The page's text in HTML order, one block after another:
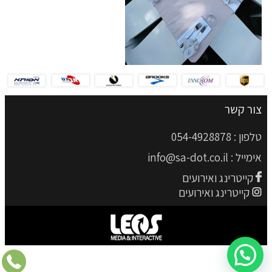
צור קשר
טלפון : 054-4928878
אימייל : info@sa-dot.co.il
קייטרינג ואירועים
קייטרינג ואירועים